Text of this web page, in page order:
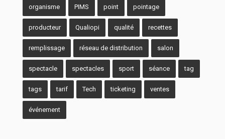
organisme PIMS point pointage
producteur Qualiopi qualité recettes
remplissage réseau de distribution salon
spectacle spectacles sport séance tag
tags tarif Tech ticketing ventes
événement